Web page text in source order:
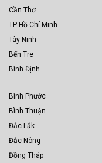
Cần Thơ
TP Hồ Chí Minh
Tây Ninh
Bến Tre
Bình Định
Bình Phước
Bình Thuận
Đắc Lắk
Đắc Nông
Đồng Tháp